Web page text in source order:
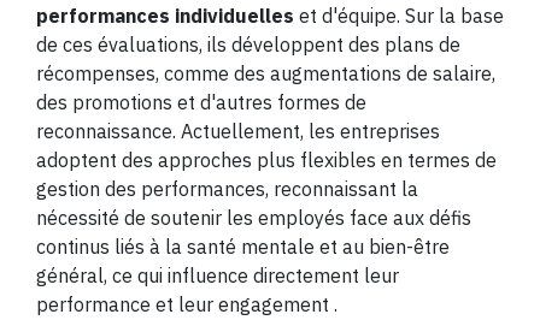
performances individuelles et d'équipe. Sur la base
de ces évaluations, ils développent des plans de
récompenses, comme des augmentations de salaire,
des promotions et d'autres formes de
reconnaissance. Actuellement, les entreprises
adoptent des approches plus flexibles en termes de
gestion des performances, reconnaissant la
nécessité de soutenir les employés face aux défis
continus liés à la santé mentale et au bien-être
général, ce qui influence directement leur
performance et leur engagement​ ​.